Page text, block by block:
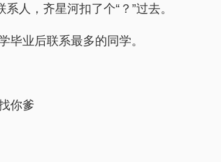
人，齐星河扣了个“？”过去。
毕业后联系最多的同学。
你爹